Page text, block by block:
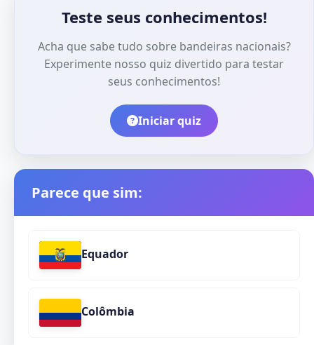
Teste seus conhecimentos!
Acha que sabe tudo sobre bandeiras nacionais?
Experimente nosso quiz divertido para testar
seus conhecimentos!
Iniciar quiz
Parece que sim:
Equador
Colômbia